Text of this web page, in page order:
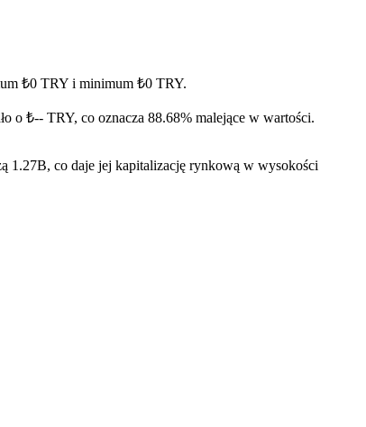
₺0 TRY i minimum ₺0 TRY.
o ₺-- TRY, co oznacza 88.68% malejące w wartości.
1.27B, co daje jej kapitalizację rynkową w wysokości